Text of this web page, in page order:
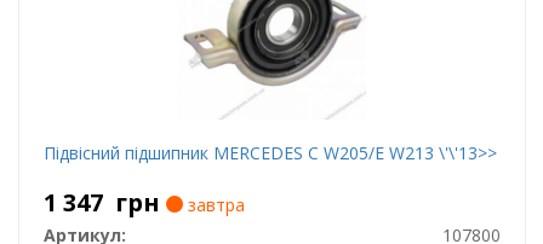
Підвісний підшипник MERCEDES C W205/E W213 \'\'13>>
1 347 грн
завтра
Артикул:
107800